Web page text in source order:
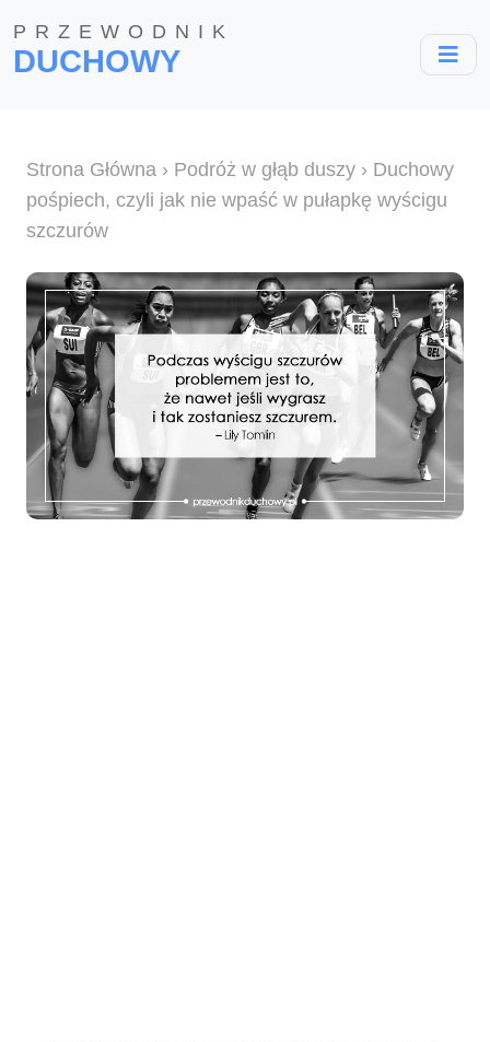
PRZEWODNIK
DUCHOWY
Strona Główna › Podróż w głąb duszy › Duchowy
pośpiech, czyli jak nie wpaść w pułapkę wyścigu
szczurów